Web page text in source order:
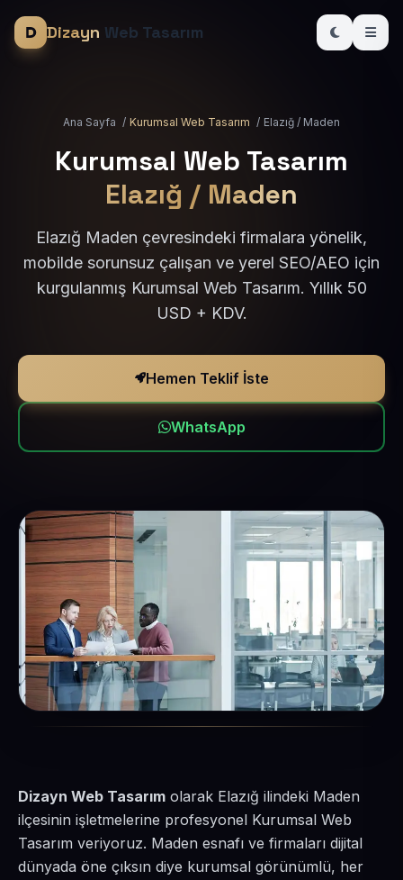
Dizayn Web Tasarım
Ana Sayfa / Kurumsal Web Tasarım / Elazığ / Maden
Kurumsal Web Tasarım
Elazığ / Maden
Elazığ Maden çevresindeki firmalara yönelik,
mobilde sorunsuz çalışan ve yerel SEO/AEO için
kurgulanmış Kurumsal Web Tasarım. Yıllık 50
USD + KDV.
Hemen Teklif İste
WhatsApp
Dizayn Web Tasarım olarak Elazığ ilindeki Maden
ilçesinin işletmelerine profesyonel Kurumsal Web
Tasarım veriyoruz. Maden esnafı ve firmaları dijital
dünyada öne çıksın diye kurumsal görünümlü, her